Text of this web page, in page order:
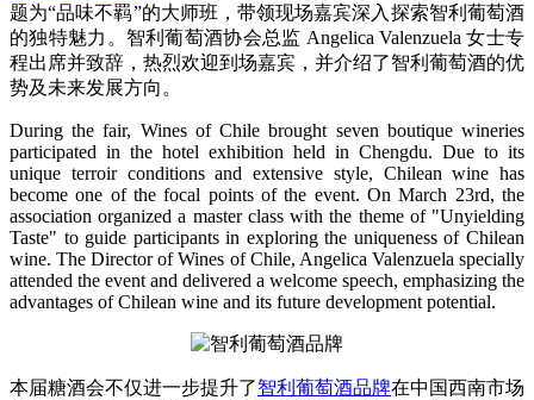
题为“品味不羁”的大师班，带领现场嘉宾深入探索智利葡萄酒
的独特魅力。智利葡萄酒协会总监 Angelica Valenzuela 女士专
程出席并致辞，热烈欢迎到场嘉宾，并介绍了智利葡萄酒的优
势及未来发展方向。
During the fair, Wines of Chile brought seven boutique wineries
participated in the hotel exhibition held in Chengdu. Due to its
unique terroir conditions and extensive style, Chilean wine has
become one of the focal points of the event. On March 23rd, the
association organized a master class with the theme of "Unyielding
Taste" to guide participants in exploring the uniqueness of Chilean
wine. The Director of Wines of Chile, Angelica Valenzuela specially
attended the event and delivered a welcome speech, emphasizing the
advantages of Chilean wine and its future development potential.
本届糖酒会不仅进一步提升了智利葡萄酒品牌在中国西南市场